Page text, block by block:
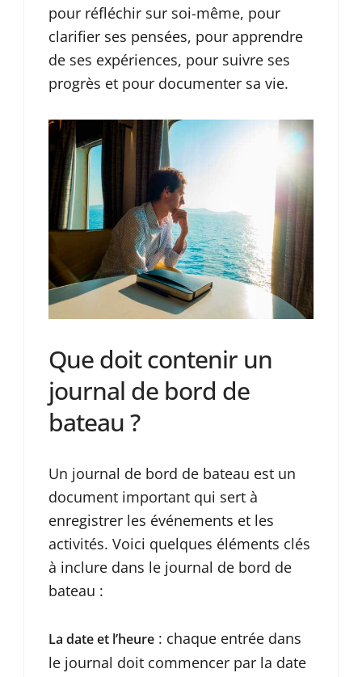
pour réfléchir sur soi-même, pour
clarifier ses pensées, pour apprendre
de ses expériences, pour suivre ses
progrès et pour documenter sa vie.
Que doit contenir un
journal de bord de
bateau ?
Un journal de bord de bateau est un
document important qui sert à
enregistrer les événements et les
activités. Voici quelques éléments clés
à inclure dans le journal de bord de
bateau :
La date et l’heure : chaque entrée dans
le journal doit commencer par la date